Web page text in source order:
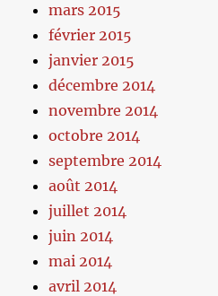
mars 2015
février 2015
janvier 2015
décembre 2014
novembre 2014
octobre 2014
septembre 2014
août 2014
juillet 2014
juin 2014
mai 2014
avril 2014